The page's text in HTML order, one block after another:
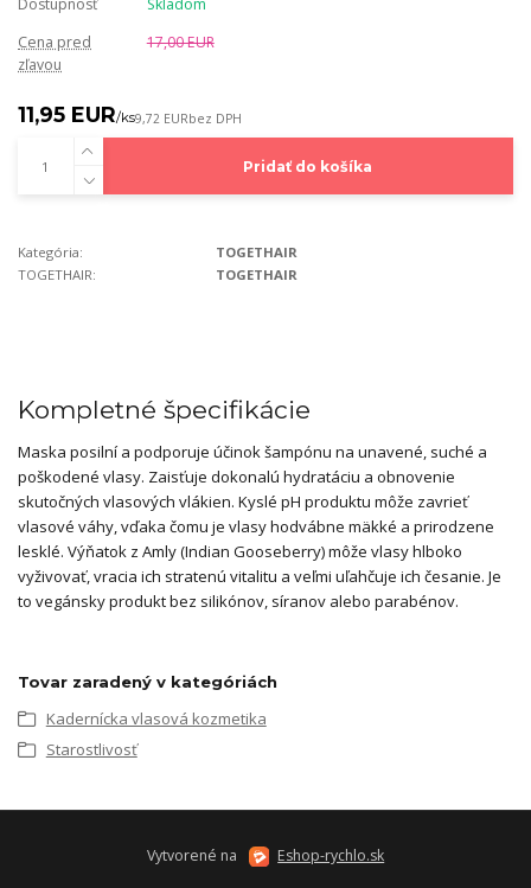
Dostupnosť
Skladom
Cena pred
zľavou
17,00 EUR
11,95 EUR/ks9,72 EURbez DPH
Pridať do košíka
Kategória:
TOGETHAIR
TOGETHAIR:
TOGETHAIR
Kompletné špecifikácie
Maska posilní a podporuje účinok šampónu na unavené, suché a
poškodené vlasy. Zaisťuje dokonalú hydratáciu a obnovenie
skutočných vlasových vlákien. Kyslé pH produktu môže zavrieť
vlasové váhy, vďaka čomu je vlasy hodvábne mäkké a prirodzene
lesklé. Výňatok z Amly (Indian Gooseberry) môže vlasy hlboko
vyživovať, vracia ich stratenú vitalitu a veľmi uľahčuje ich česanie. Je
to vegánsky produkt bez silikónov, síranov alebo parabénov.
Tovar zaradený v kategóriách
Kadernícka vlasová kozmetika
Starostlivosť
Vytvorené na Eshop-rychlo.sk